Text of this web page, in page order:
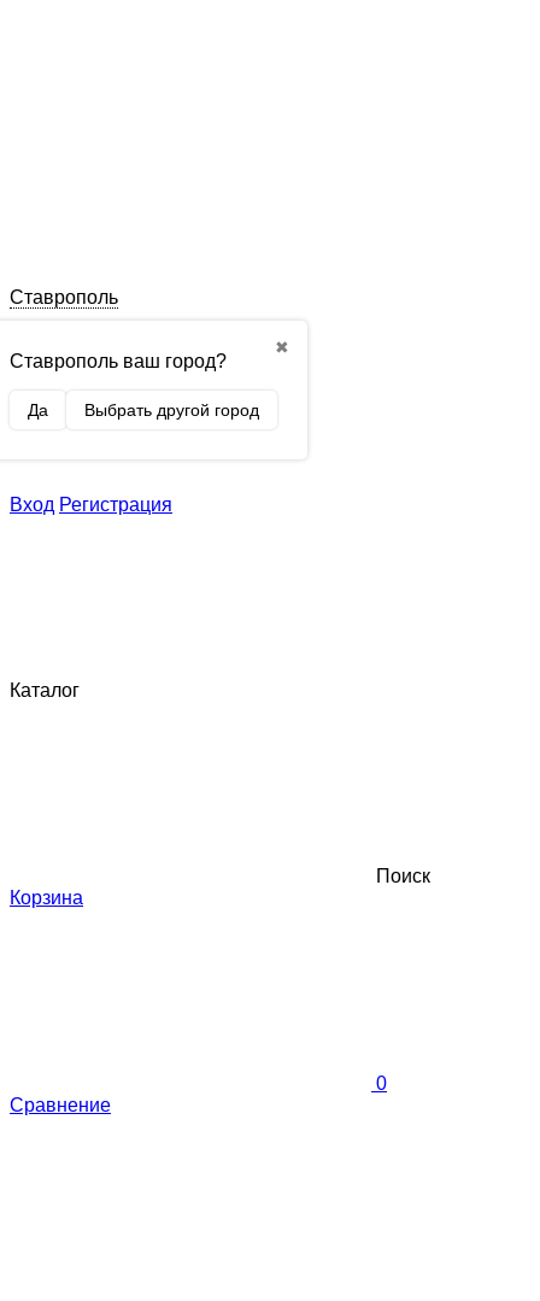
Ставрополь
✖
Ставрополь ваш город?
Да Выбрать другой город
Вход Регистрация
Каталог
Поиск
Корзина
0
Сравнение